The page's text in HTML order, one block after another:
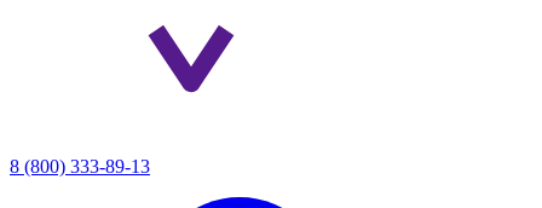
8 (800) 333-89-13